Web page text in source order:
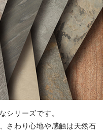
シリーズです。
さわり心地や感触は天然石